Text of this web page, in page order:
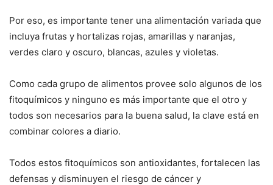
Por eso, es importante tener una alimentación variada que
incluya frutas y hortalizas rojas, amarillas y naranjas,
verdes claro y oscuro, blancas, azules y violetas.
Como cada grupo de alimentos provee solo algunos de los
fitoquímicos y ninguno es más importante que el otro y
todos son necesarios para la buena salud, la clave está en
combinar colores a diario.
Todos estos fitoquímicos son antioxidantes, fortalecen las
defensas y disminuyen el riesgo de cáncer y